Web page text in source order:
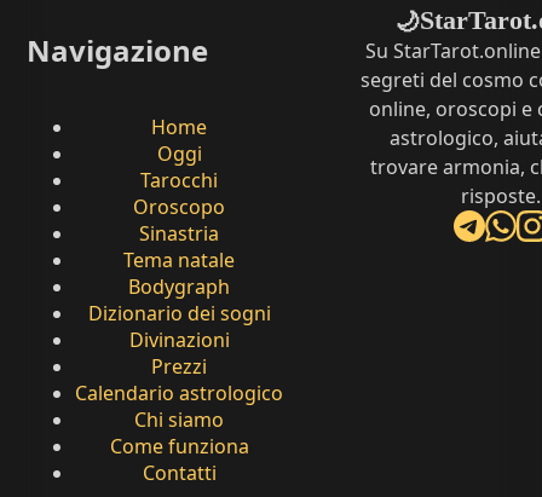
Navigazione
Home
Oggi
Tarocchi
Oroscopo
Sinastria
Tema natale
Bodygraph
Dizionario dei sogni
Divinazioni
Prezzi
Calendario astrologico
Chi siamo
Come funziona
Contatti
🌙
Su
segreti del cosmo
online, oroscopi e
astrologico,
trovare armonia,
risposte.